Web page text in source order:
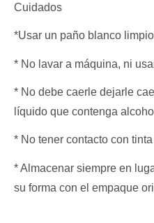
Cuidados
*Usar un paño blanco
* No lavar a máquina, ni
* No debe caerle dejarle
líquido que contenga
* No tener contacto con
* Almacenar siempre en
su forma con el empaque